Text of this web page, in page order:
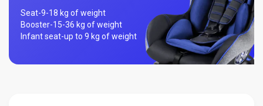
Seat-9-18 kg of weight
Booster-15-36 kg of weight
Infant seat-up to 9 kg of weight